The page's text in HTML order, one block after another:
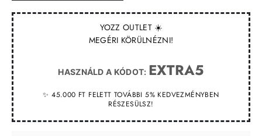
YOZZ OUTLET ☀️
MEGÉRI KÖRÜLNÉZNI!
HASZNÁLD A KÓDOT: EXTRA5
✨ 45.000 FT FELETT TOVÁBBI 5% KEDVEZMÉNYBEN
RÉSZESÜLSZ!